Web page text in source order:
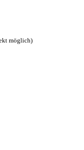
möglich)